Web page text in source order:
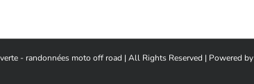
- randonnées moto off road | All Rights Reserved | Powered by